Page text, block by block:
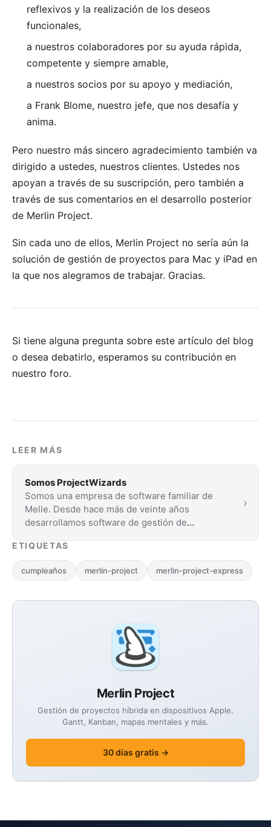
Merlin Project
Gestión de proyectos híbrida en dispositivos Apple.
Gantt, Kanban, mapas mentales y más.
30 días gratis →
reflexivos y la realización de los deseos
funcionales,
a nuestros colaboradores por su ayuda rápida,
competente y siempre amable,
a nuestros socios por su apoyo y mediación,
a Frank Blome, nuestro jefe, que nos desafía y
anima.
Pero nuestro más sincero agradecimiento también va
dirigido a ustedes, nuestros clientes. Ustedes nos
apoyan a través de su suscripción, pero también a
través de sus comentarios en el desarrollo posterior
de Merlin Project.
Sin cada uno de ellos, Merlin Project no sería aún la
solución de gestión de proyectos para Mac y iPad en
la que nos alegramos de trabajar. Gracias.
Si tiene alguna pregunta sobre este artículo del blog
o desea debatirlo, esperamos su contribución en
nuestro foro.
LEER MÁS
Somos ProjectWizards
Somos una empresa de software familiar de
Melle. Desde hace más de veinte años
desarrollamos software de gestión de
›
ETIQUETAS
cumpleaños merlin-project merlin-project-express